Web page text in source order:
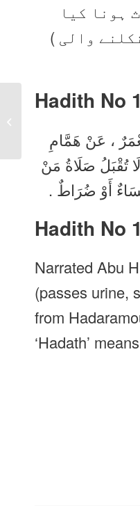
ہونا کیا
والی )
Hadith No
، عَنْ هَمَّامِ
تُقْبَلُ صَلَاةُ مَنْ
أَوْ ضُرَاطٌ .
Hadith No
Narrated Abu
(passes urine,
from
‘Hadath’
Sahih Bukhari Hadith